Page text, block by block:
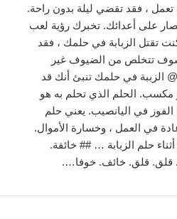
تعمل ، فقد تقضي ليلة بدون راحة.
على أعدائك. تخبرك رؤية لعب
كنت تقتل الزبابة في حلمك ، فقد
تتخلص من الضيوف غير
الزببة في حلمك تنبئ أنك قد
الحلم الذي تحلم به هو
الفوز في اليانصيب. يعني حلم
في العمل ، وخسارة الأموال.
حلم الزبابة … ## خائفة.
قلق. خائف. خوفا….